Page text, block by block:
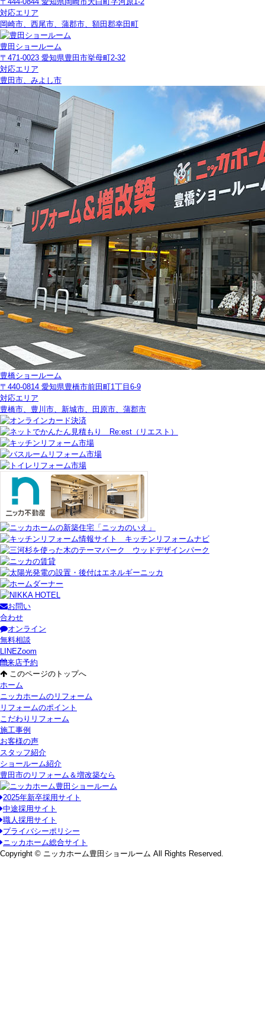
対応エリア
岡崎市、西尾市、蒲郡市、額田郡幸田町
豊田ショールーム
〒471-0023 愛知県豊田市挙母町2-32
対応エリア
豊田市、みよし市
豊橋ショールーム
〒440-0814 愛知県豊橋市前田町1丁目6-9
対応エリア
豊橋市、豊川市、新城市、田原市、蒲郡市
お問い
合わせ
オンライン
無料相談
LINEZoom
来店予約
このページのトップへ
ホーム
ニッカホームのリフォーム
リフォームのポイント
こだわりリフォーム
施工事例
お客様の声
スタッフ紹介
ショールーム紹介
豊田市のリフォーム＆増改築なら
2025年新卒採用サイト
中途採用サイト
職人採用サイト
プライバシーポリシー
ニッカホーム総合サイト
Copyright © ニッカホーム豊田ショールーム All Rights Reserved.